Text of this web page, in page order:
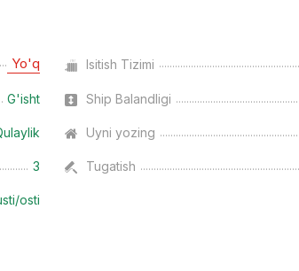
Yo'q Isitish Tizimi
G'isht Ship Balandligi
Uyni yozing
3 Tugatish
osti